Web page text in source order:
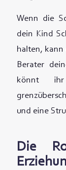
Wenn die
dein Kind
halten, kann
Berater
könnt ihr
und eine
Die